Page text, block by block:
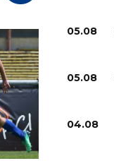
05.08
05.08
04.08